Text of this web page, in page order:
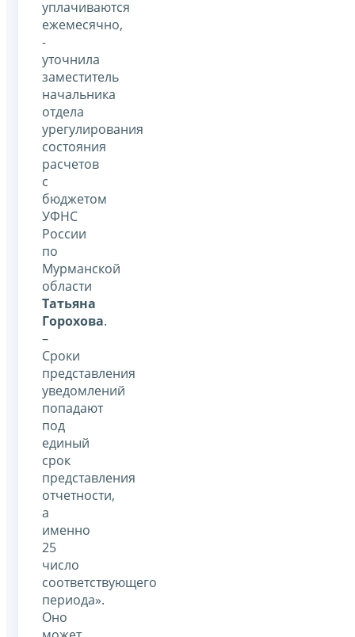
уплачиваются
ежемесячно,
-
уточнила
заместитель
начальника
отдела
урегулирования
состояния
расчетов
с
бюджетом
УФНС
России
по
Мурманской
области
Татьяна
Горохова.
–
Сроки
представления
уведомлений
попадают
под
единый
срок
представления
отчетности,
а
именно
25
число
соответствующего
периода».
Оно